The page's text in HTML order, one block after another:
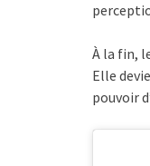
À la fin,
Elle
pouvoir